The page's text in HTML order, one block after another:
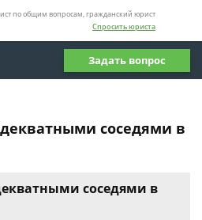
по общим вопросам, гражданский юрист
Спросить юриста
Задать вопрос
соседями в
соседями в